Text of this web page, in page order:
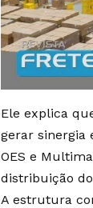
Ele explica
gerar sinergia
OES e
distribuição
A estrutura